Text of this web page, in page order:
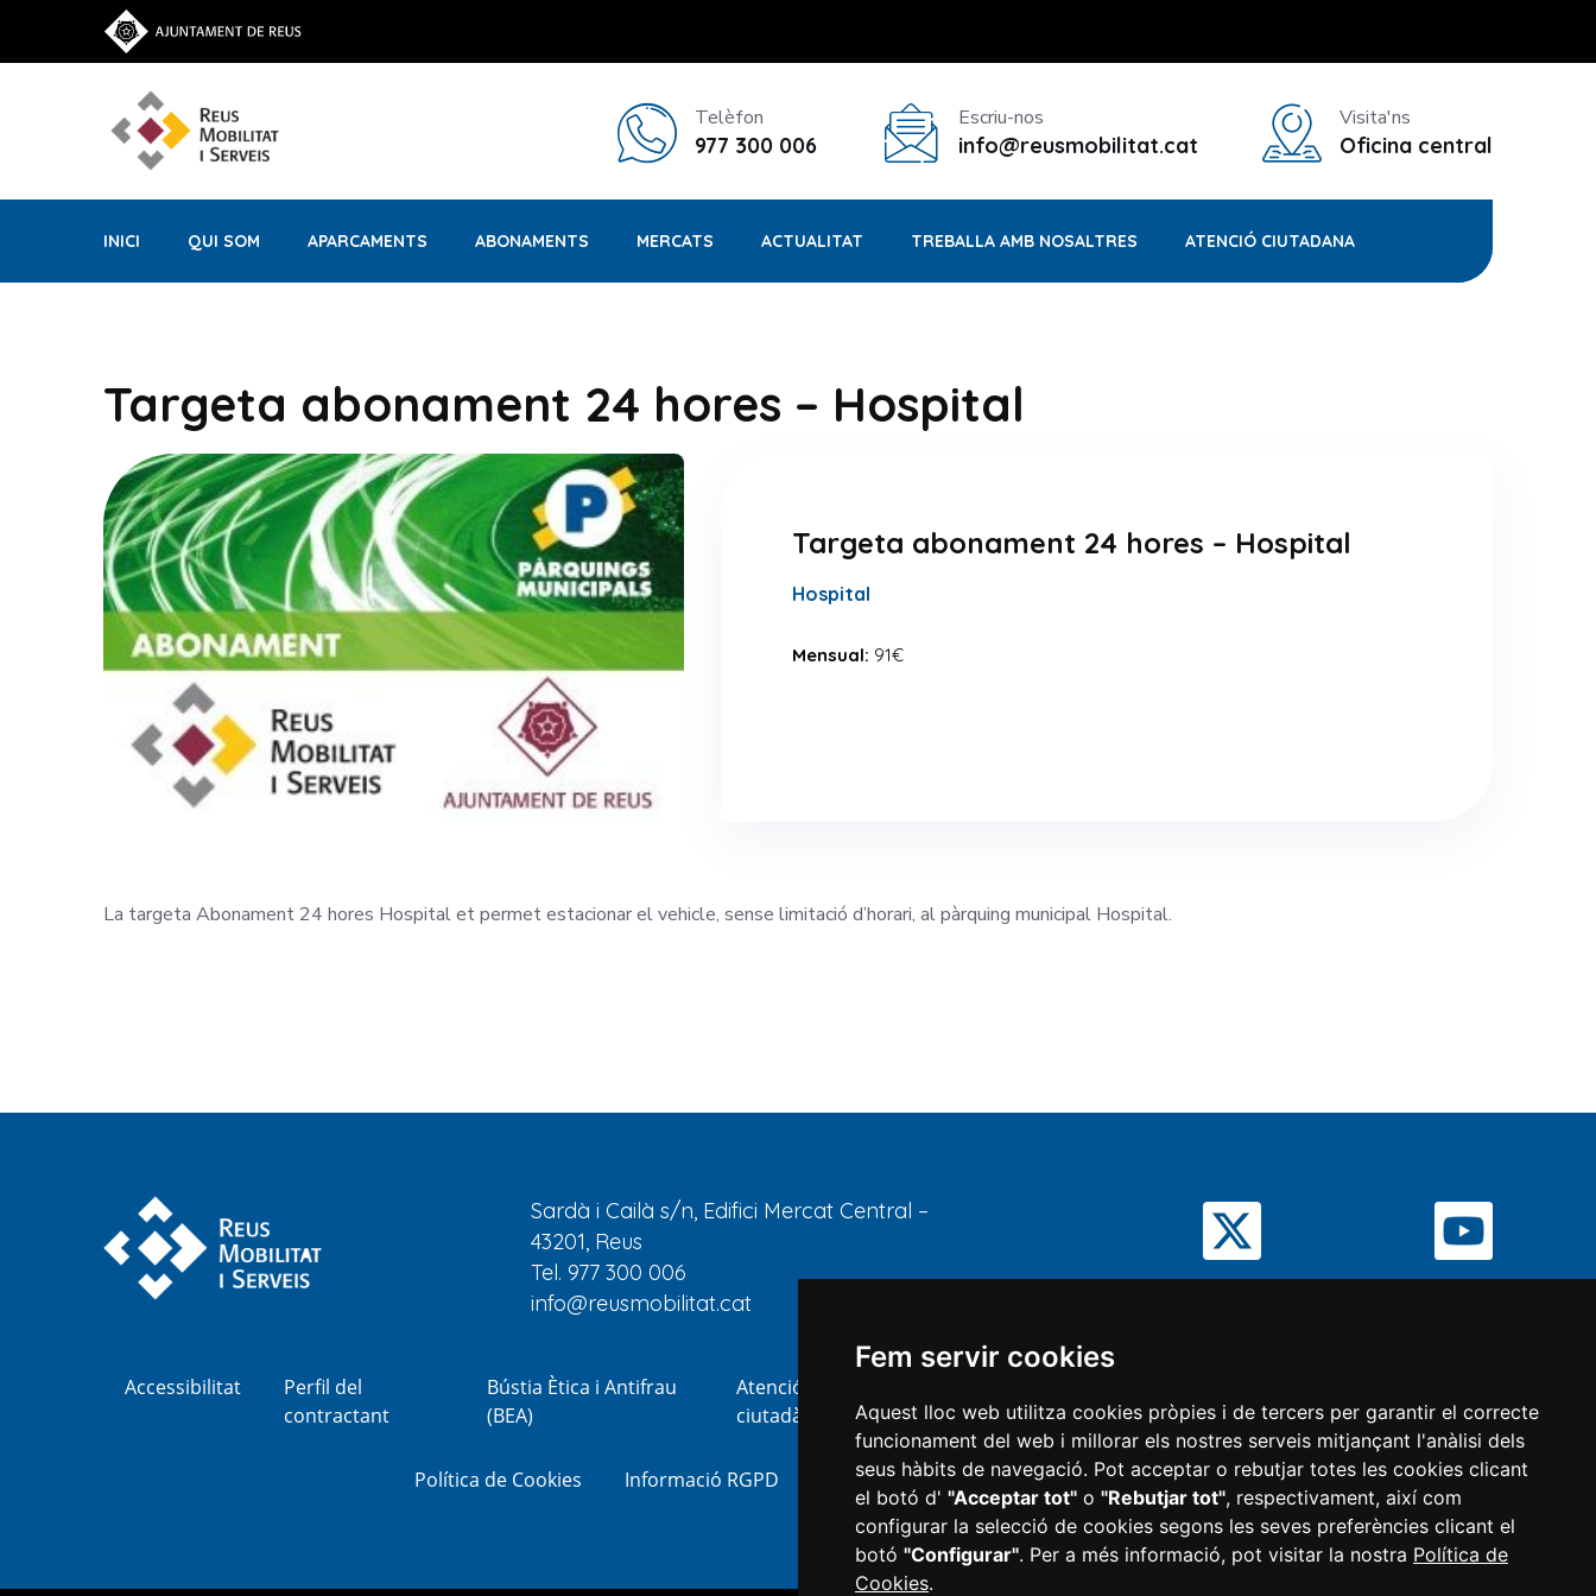
Fem servir cookies
Aquest lloc web utilitza cookies pròpies i de tercers per garantir el correcte
funcionament del web i millorar els nostres serveis mitjançant l'anàlisi dels
seus hàbits de navegació. Pot acceptar o rebutjar totes les cookies clicant
el botó d' "Acceptar tot" o "Rebutjar tot", respectivament, així com
configurar la selecció de cookies segons les seves preferències clicant el
botó "Configurar". Per a més informació, pot visitar la nostra Política de
Cookies.
Telèfon
977 300 006
Escriu-nos
info@reusmobilitat.cat
Visita'ns
Oficina central
INICI QUI SOM APARCAMENTS ABONAMENTS MERCATS ACTUALITAT TREBALLA AMB NOSALTRES ATENCIÓ CIUTADANA
Targeta abonament 24 hores – Hospital
Targeta abonament 24 hores – Hospital
Hospital
Mensual: 91€
La targeta Abonament 24 hores Hospital et permet estacionar el vehicle, sense limitació d’horari, al pàrquing municipal Hospital.
Sardà i Cailà s/n, Edifici Mercat Central –
43201, Reus
Tel. 977 300 006
info@reusmobilitat.cat
Accessibilitat
Perfil del
contractant
Bústia Ètica i Antifrau
(BEA)
Atenció al
ciutadà
Web
privacitat
legal
Política de Cookies Informació RGPD Next Generation Configurar cookies